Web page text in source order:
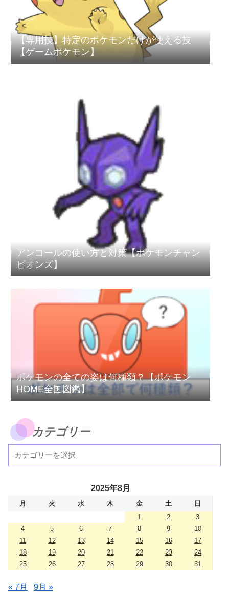
【専用技】特定のポケモンだけが使える技
【ゲームポケモン】
アンコールの使い方と対策【ポケモンチャン
ピオンズ】
ポケモンの全ての姿は何種類？【ポケモン
HOME全国図鑑】
カテゴリー
2025年8月
月 火 水 木 金 土
日
1
2
3
4
5 6 7 8 9
10
11
12 13 14 15 16
17
18
19 20 21 22 23
24
25
26 27 28 29 30 31
« 7月 9月 »